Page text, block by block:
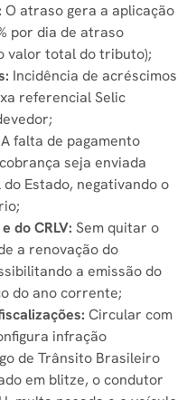
O atraso gera a aplicação
por dia de atraso
valor total do tributo);
Incidência de acréscimos
referencial Selic
A falta de pagamento
seja enviada
Estado, negativando o
do CRLV: Sem quitar o
a renovação do
a emissão do
do ano corrente;
Circular com
infração
de Trânsito Brasileiro
em blitze, o condutor